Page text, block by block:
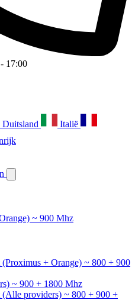
17:00
Duitsland
Italië
~ 900 Mhz
+ Orange) ~ 800 + 900
~ 900 + 1800 Mhz
(Alle providers) ~ 800 + 900 +